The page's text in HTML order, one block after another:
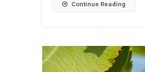
Continue Reading